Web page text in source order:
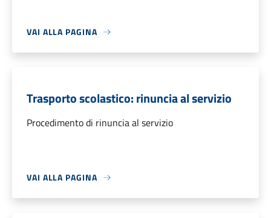
VAI ALLA PAGINA
Trasporto scolastico: rinuncia al servizio
Procedimento di rinuncia al servizio
VAI ALLA PAGINA